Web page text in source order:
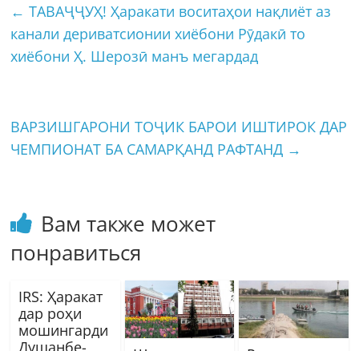
← ТАВАҶҶУҲ! Ҳаракати воситаҳои нақлиёт аз
канали дериватсионии хиёбони Рӯдакӣ то
хиёбони Ҳ. Шерозӣ манъ мегардад
ВАРЗИШГАРОНИ ТОҶИК БАРОИ ИШТИРОК ДАР
ЧЕМПИОНАТ БА САМАРҚАНД РАФТАНД →
Вам также может
понравиться
IRS: Ҳаракат
дар роҳи
мошингарди
Душанбе-